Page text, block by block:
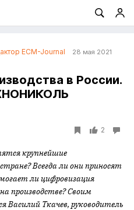
ECM-Journal 28 мая 2021
в России.
2
крупнейшие
Всегда ли они приносят
ли цифровизация
производстве? Своим
Василий Ткачев, руководитель